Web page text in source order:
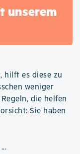
unserem
hilft es diese zu
weniger
die helfen
Sie haben